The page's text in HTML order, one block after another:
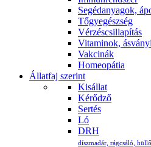
Segédanyagok,
Tőgyegészség
Vérzéscsillapítás
Vitaminok,
Vakcinák
Homeopátia
Állatfaj szerint
Kisállat
Kérődző
Sertés
Ló
DRH
díszmadár, rágcsáló, hüllő